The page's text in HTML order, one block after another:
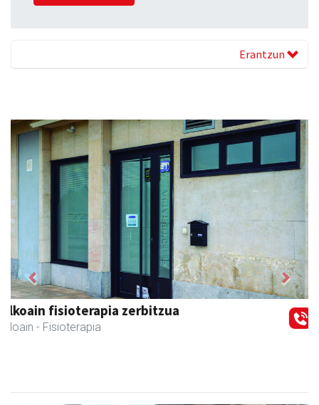
Erantzun
Keinu euskal jantziak
Andoain - Arropa-dendak
Previous Next